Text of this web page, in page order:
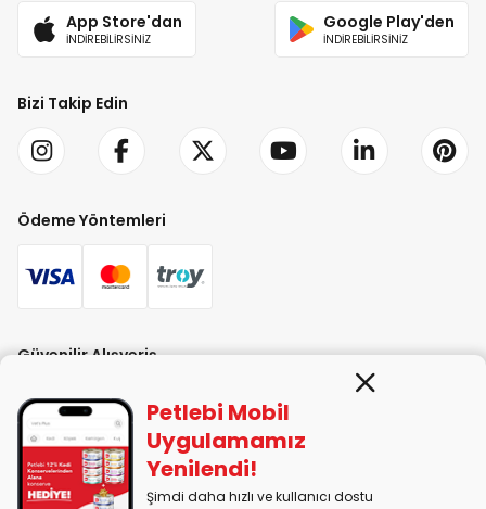
App Store'dan
İNDİREBİLİRSİNİZ
Google Play'den
İNDİREBİLİRSİNİZ
Bizi Takip Edin
Ödeme Yöntemleri
Güvenilir Alışveriş
Petlebi Mobil
Uygulamamız
Yenilendi!
Şimdi daha hızlı ve kullanıcı dostu